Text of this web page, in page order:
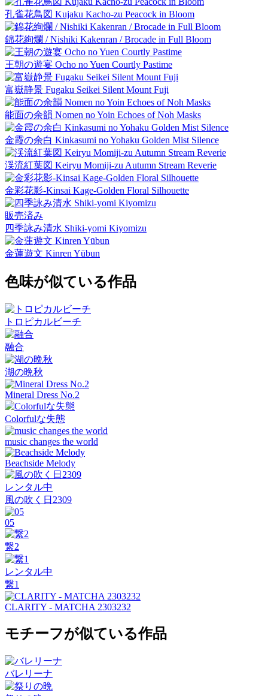
孔雀花鳥図 Kujaku Kacho-zu Peacock in Bloom
錦花絢爛 / Nishiki Kakenran / Brocade in Full Bloom
王朝の遊宴 Ocho no Yuen Courtly Pastime
富嶽静景 Fugaku Seikei Silent Mount Fuji
能面の余韻 Nomen no Yoin Echoes of Noh Masks
金霞の余白 Kinkasumi no Yohaku Golden Mist Silence
渓流紅葉図 Keiryu Momiji-zu Autumn Stream Reverie
金彩花影-Kinsai Kage-Golden Floral Silhouette
販売済み
四季詠み清水 Shiki-yomi Kiyomizu
金蓮遊文 Kinren Yūbun
色味が似ている作品
トロピカルビーチ
融合
湖の晩秋
Mineral Dress No.2
Colorfulな失態
music changes the world
Beachside Melody
レンタル中
風の吹く日2309
05
繋2
レンタル中
繋1
CLARITY - MATCHA 2303232
モチーフが似ている作品
バレリーナ